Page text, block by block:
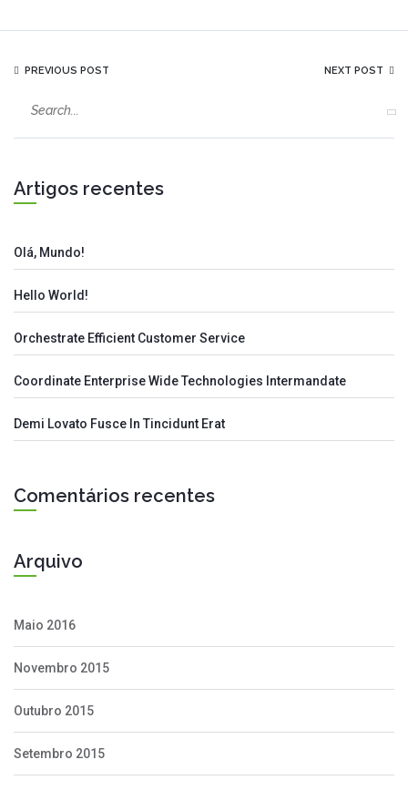
PREVIOUS POST NEXT POST
Artigos recentes
Olá, Mundo!
Hello World!
Orchestrate Efficient Customer Service
Coordinate Enterprise Wide Technologies Intermandate
Demi Lovato Fusce In Tincidunt Erat
Comentários recentes
Arquivo
Maio 2016
Novembro 2015
Outubro 2015
Setembro 2015